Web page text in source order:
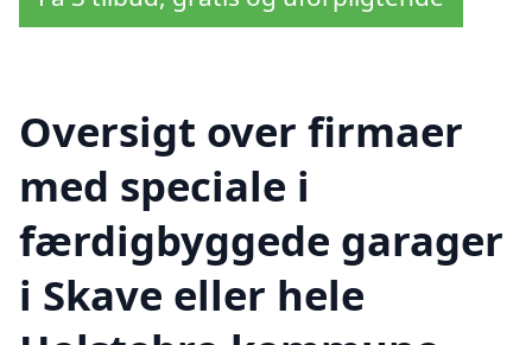
Oversigt over firmaer
med speciale i
færdigbyggede garager
i Skave eller hele